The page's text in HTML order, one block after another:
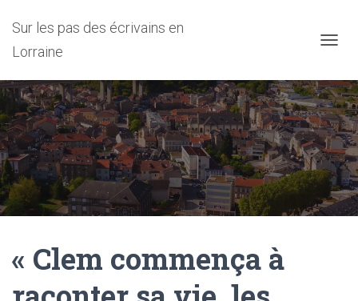
Sur les pas des écrivains en
Lorraine
P
L
I
E
R
L
A
N
A
V
« Clem commença à